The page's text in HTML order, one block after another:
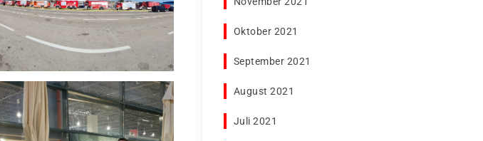
Oktober 2021
September 2021
August 2021
Juli 2021